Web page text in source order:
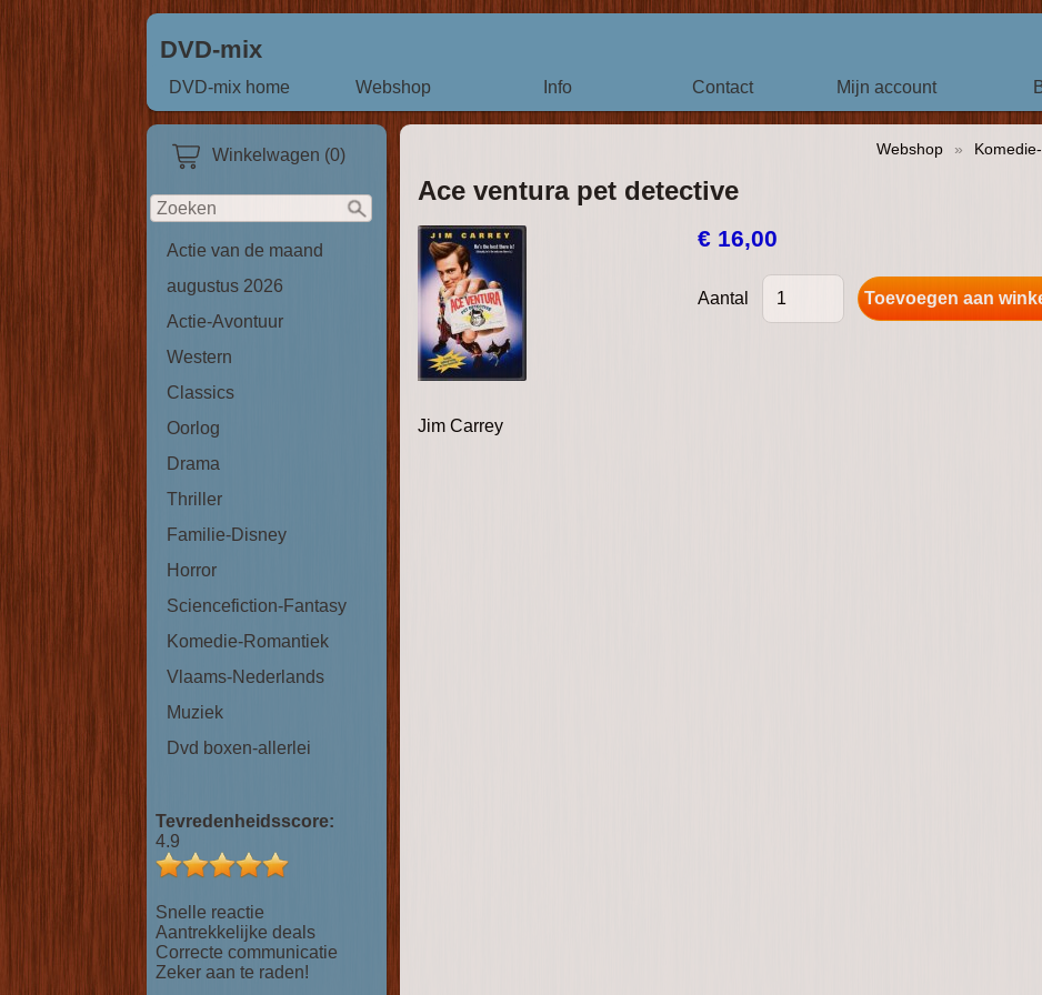
DVD-mix
DVD-mix home Webshop Info Contact Mijn account
Winkelwagen (0)
Actie van de maand
augustus 2026
Actie-Avontuur
Western
Classics
Oorlog
Drama
Thriller
Familie-Disney
Horror
Sciencefiction-Fantasy
Komedie-Romantiek
Vlaams-Nederlands
Muziek
Dvd boxen-allerlei
Tevredenheidsscore:
4.9
Snelle reactie
Aantrekkelijke deals
Correcte communicatie
Zeker aan te raden!
Webshop »
Ace ventura pet detective
€ 16,00
Aantal
Jim Carrey